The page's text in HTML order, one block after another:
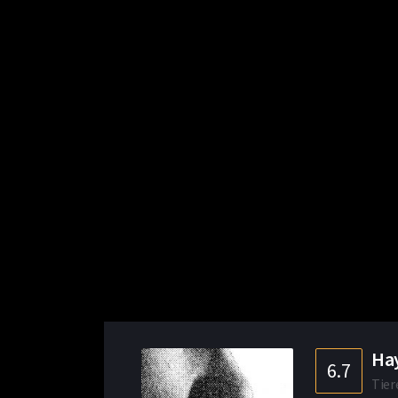
6.7